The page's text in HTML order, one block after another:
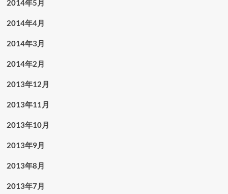
2014年5月
2014年4月
2014年3月
2014年2月
2013年12月
2013年11月
2013年10月
2013年9月
2013年8月
2013年7月